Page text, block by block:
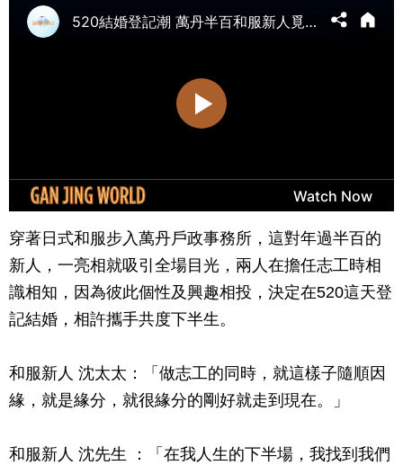
穿著日式和服步入萬丹戶政事務所，這對年過半百的
新人，一亮相就吸引全場目光，兩人在擔任志工時相
識相知，因為彼此個性及興趣相投，決定在520這天登
記結婚，相許攜手共度下半生。
和服新人 沈太太：「做志工的同時，就這樣子隨順因
緣，就是緣分，就很緣分的剛好就走到現在。」
和服新人 沈先生 ：「在我人生的下半場，我找到我們